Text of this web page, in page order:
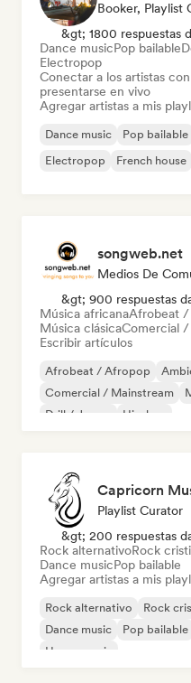
Booker, Playlist
&gt; 1800 respuestas
Dance musicPop bailable
Electropop
Conectar a los artistas
presentarse en vivo
Agregar artistas a mis
Dance music Pop bailable
Electropop
French house
songweb.net
Medios De
&gt; 900 respuestas
Música africanaAfrobeat
Música clásicaComercial /
Escribir artículos
Afrobeat / Afropop
Comercial / Mainstream
Drill / Jersey
Hip-hop
Capricorn
Playlist Curator
&gt; 200 respuestas
Rock alternativoRock
Dance musicPop bailable
Agregar artistas a mis
Rock alternativo Rock
Dance music
Pop bailable
House music